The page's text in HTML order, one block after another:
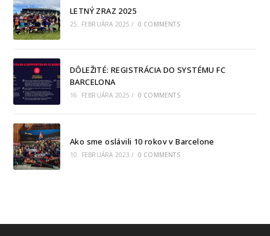
LETNÝ ZRAZ 2025
25. FEBRUÁRA 2025 / 0 COMMENTS
DÔLEŽITÉ: REGISTRÁCIA DO SYSTÉMU FC
BARCELONA
16. FEBRUÁRA 2025 / 0 COMMENTS
Ako sme oslávili 10 rokov v Barcelone
10. FEBRUÁRA 2023 / 0 COMMENTS